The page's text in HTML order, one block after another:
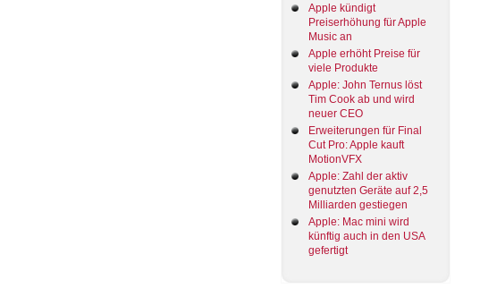
Apple kündigt
Preiserhöhung für Apple
Music an
Apple erhöht Preise für
viele Produkte
Apple: John Ternus löst
Tim Cook ab und wird
neuer CEO
Erweiterungen für Final
Cut Pro: Apple kauft
MotionVFX
Apple: Zahl der aktiv
genutzten Geräte auf 2,5
Milliarden gestiegen
Apple: Mac mini wird
künftig auch in den USA
gefertigt